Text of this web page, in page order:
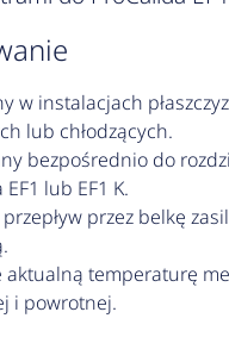
w instalacjach
lub chłodzących.
bezpośrednio do
lub EF1 K.
przez belkę
aktualną temperaturę
i powrotnej.